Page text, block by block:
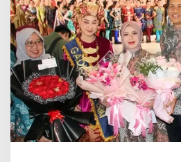
e
C
u
r
i
P
e
r
h
a
t
i